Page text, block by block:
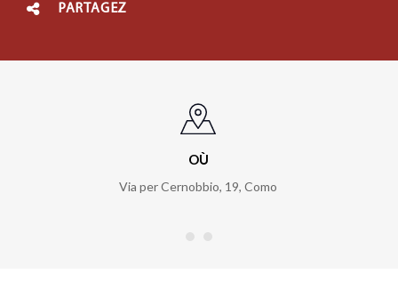
PARTAGEZ
OÙ
Via per Cernobbio, 19, Como